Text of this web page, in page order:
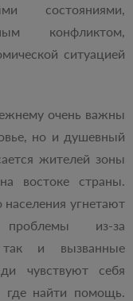
состояниями,
конфликтом,
ситуацией
очень важны
но и душевный
жителей зоны
востоке страны.
угнетают
проблемы из-за
так и вызванные
чувствуют себя
где найти помощь.